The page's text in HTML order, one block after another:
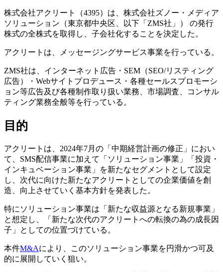
株式会社アクリート（4395）は、株式会社ズノー・メディア
ソリューション（東京都中央区、以下「ZMS社」） の発行
株式の全株式を取得し、子会社化することを決定した。
アクリートは、メッセージングサービス事業を行っている。
ZMS社は、インターネット広告・SEM（SEO/リスティング
広告）・Webサイトプロデュース・各種セールスプロモーシ
ョン等広告及び各種制作取り扱い業務、市場調査、コンサル
ティング業務全般等を行っている。
目的
アクリートは、2024年7月の「中期経営計画の修正」におい
て、SMS配信事業に加えて「ソリューション事業」「投資・
インキュベーション事業」を新たなセグメントとして設定
し、次代に向けた新たなアクリートとしての企業価値を創
造、向上させていく基本方針を発表した。
特にソリューション事業は「新たな収益源となる新規事業」
と想定し、「新たな次代のアクリートへの転換の為の成長因
子」としての位置づけている。
本件M&Aにより、このソリューション事業を円滑かつ可及
的に展開していく狙い。